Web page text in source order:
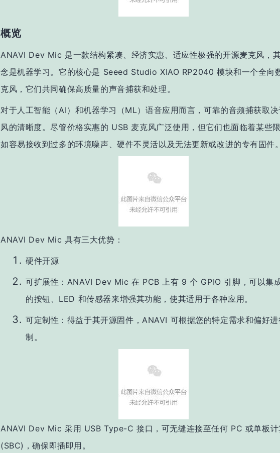
概览
ANAVI Dev Mic 是一款结构紧凑、经济实惠、适应性极强的开源麦克风，
念是机器学习。它的核心是 Seeed Studio XIAO RP2040 模块和一个全向
克风，它们共同确保高质量的声音捕获和处理。
对于人工智能（AI）和机器学习（ML）语音应用而言，可靠的音频捕获取
风的清晰度。尽管价格实惠的 USB 麦克风广泛使用，但它们也面临着某些
如容易接收到过多的环境噪声、硬件不灵活以及无法更新或改进的专有固件。
ANAVI Dev Mic 具有三大优势：
硬件开源
可扩展性：ANAVI Dev Mic 在 PCB 上有 9 个 GPIO 引脚，可以集
的按钮、LED 和传感器来增强其功能，使其适用于各种应用。
可定制性：得益于其开源固件，ANAVI 可根据您的特定需求和偏好进
制。
ANAVI Dev Mic 采用 USB Type-C 接口，可无缝连接至任何 PC 或单板计
(SBC)，确保即插即用。